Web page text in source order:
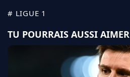
# LIGUE 1
TU POURRAIS AUSSI AIMER